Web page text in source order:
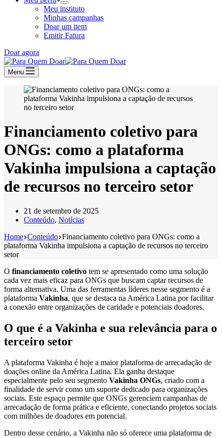
Meu instituto
Minhas campanhas
Doar um item
Emitir Fatura
Doar agora
Menu
Financiamento coletivo para
ONGs: como a plataforma
Vakinha impulsiona a captação
de recursos no terceiro setor
21 de setembro de 2025
Conteúdo, Notícias
Home Conteúdo Financiamento coletivo para ONGs: como a
plataforma Vakinha impulsiona a captação de recursos no terceiro
setor
O financiamento coletivo tem se apresentado como uma solução
cada vez mais eficaz para ONGs que buscam captar recursos de
forma alternativa. Uma das ferramentas líderes nesse segmento é a
plataforma Vakinha, que se destaca na América Latina por facilitar
a conexão entre organizações de caridade e potenciais doadores.
O que é a Vakinha e sua relevância para o
terceiro setor
A plataforma Vakinha é hoje a maior plataforma de arrecadação de
doações online da América Latina. Ela ganha destaque
especialmente pelo seu segmento Vakinha ONGs, criado com a
finalidade de servir como um suporte dedicado para organizações
sociais. Este espaço permite que ONGs gerenciem campanhas de
arrecadação de forma prática e eficiente, conectando projetos sociais
com milhões de doadores em potencial.
Dentro desse cenário, a Vakinha não só oferece uma plataforma de